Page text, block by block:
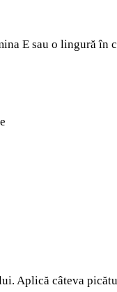
E sau o lingură în
Aplică câteva